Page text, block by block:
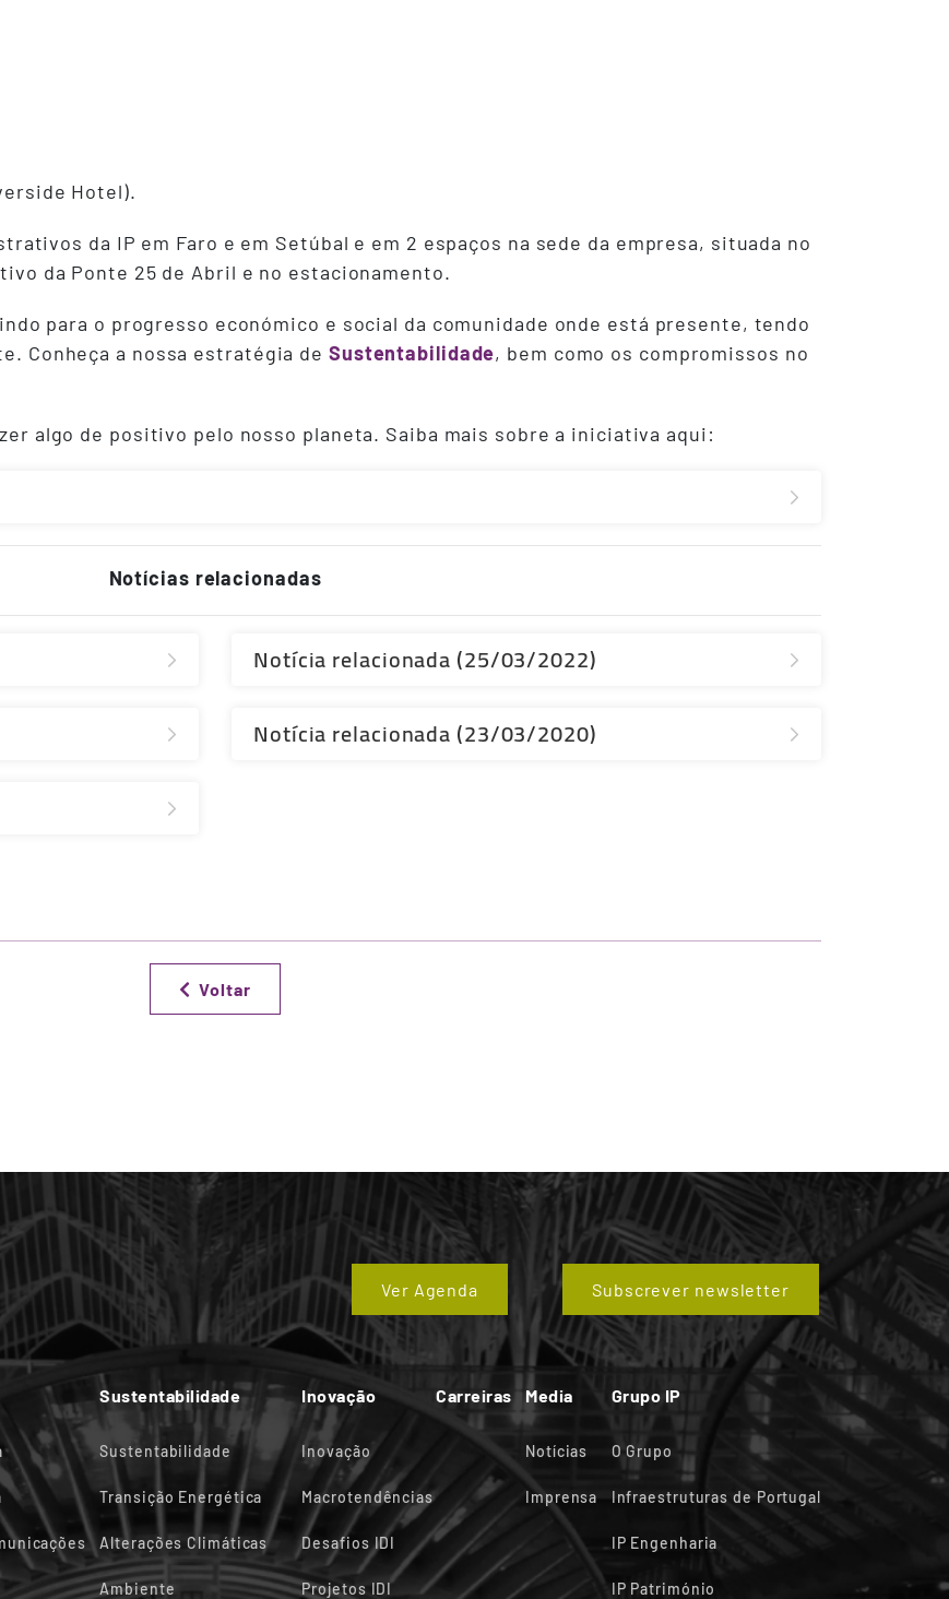
Hotel).
da IP em Faro e em Setúbal e em 2 espaços na sede da empresa, situada no
da Ponte 25 de Abril e no estacionamento.
para o progresso económico e social da comunidade onde está presente, tendo
Conheça a nossa estratégia de Sustentabilidade, bem como os compromissos no
algo de positivo pelo nosso planeta. Saiba mais sobre a iniciativa aqui:
Notícias relacionadas
Notícia relacionada (25/03/2022)
Notícia relacionada (23/03/2020)
Voltar
Ver Agenda Subscrever newsletter
Sustentabilidade
Sustentabilidade
Transição Energética
Alterações Climáticas
Ambiente
Inovação
Inovação
Macrotendências
Desafios IDI
Projetos IDI
Carreiras Media
Notícias
Imprensa
Grupo IP
O Grupo
Infraestruturas de Portugal
IP Engenharia
IP Património